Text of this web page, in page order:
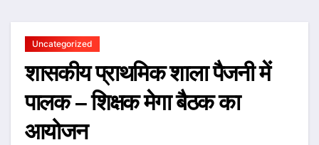
Uncategorized
शासकीय प्राथमिक शाला पैजनी में
पालक – शिक्षक मेगा बैठक का
आयोजन